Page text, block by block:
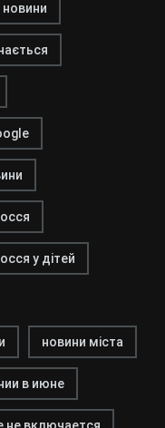
у дітей
новини міста
в июне